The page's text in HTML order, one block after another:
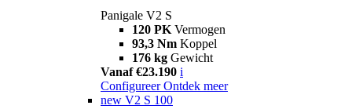
Panigale V2 S
120 PK Vermogen
93,3 Nm Koppel
176 kg Gewicht
Vanaf €23.190 i
Configureer Ontdek meer
new V2 S 100